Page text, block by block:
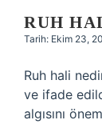
RUH
Tarih: Ekim 23,
Ruh hali
ve ifade
algısını